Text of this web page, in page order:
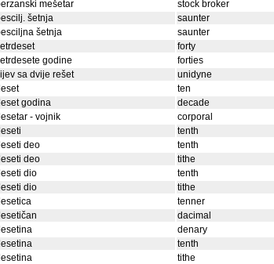
mešetar
stock broker
šetnja
saunter
šetnja
saunter
forty
godine
forties
sa dvije rešet
unidyne
ten
godina
decade
- vojnik
corporal
tenth
deo
tenth
deo
tithe
dio
tenth
dio
tithe
tenner
dacimal
denary
tenth
tithe